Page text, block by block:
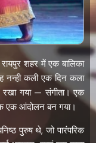
शहर में एक बालिका
कली एक दिन कला
रखा गया — संगीता। एक
एक आंदोलन बन गया।
पुरुष थे, जो पारंपरिक